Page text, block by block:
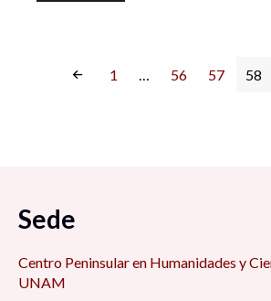
1 … 56 57 58
Sede
Centro Peninsular en Humanidades y
UNAM